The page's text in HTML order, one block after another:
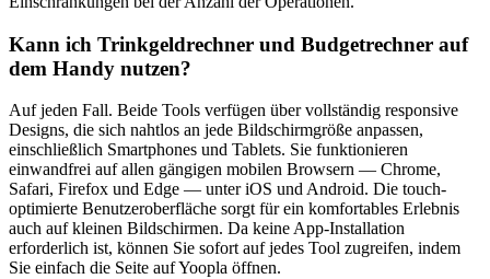
Kann ich Trinkgeldrechner und Budgetrechner auf
dem Handy nutzen?
Auf jeden Fall. Beide Tools verfügen über vollständig responsive
Designs, die sich nahtlos an jede Bildschirmgröße anpassen,
einschließlich Smartphones und Tablets. Sie funktionieren
einwandfrei auf allen gängigen mobilen Browsern — Chrome,
Safari, Firefox und Edge — unter iOS und Android. Die touch-
optimierte Benutzeroberfläche sorgt für ein komfortables Erlebnis
auch auf kleinen Bildschirmen. Da keine App-Installation
erforderlich ist, können Sie sofort auf jedes Tool zugreifen, indem
Sie einfach die Seite auf Yoopla öffnen.